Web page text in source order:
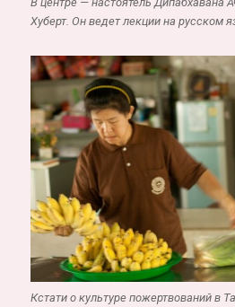
Хуберт. Он ведет лекции на русском
Кстати о культуре пожертвований в